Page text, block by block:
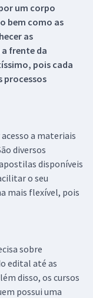
um corpo
bem como as
as
frente da
pois cada
processos
a materiais
diversos
disponíveis
o seu
mais flexível, pois
sobre
edital até as
disso, os cursos
possui uma